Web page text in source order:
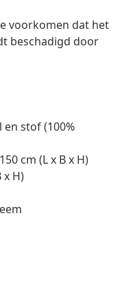
voorkomen dat het
beschadigd door
stof (100%
cm (L x B x H)
x H)